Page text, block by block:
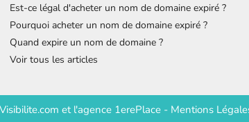
Est-ce légal d'acheter un nom de domaine expiré ?
Pourquoi acheter un nom de domaine expiré ?
Quand expire un nom de domaine ?
Voir tous les articles
etl'agence 1erePlace - Mentions